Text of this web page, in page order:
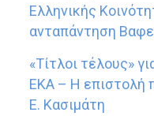
Ελληνικής
ανταπάντηση
«Τίτλοι τέλους»
ΕΚΑ – Η επιστολή
Ε. Κασιμάτη